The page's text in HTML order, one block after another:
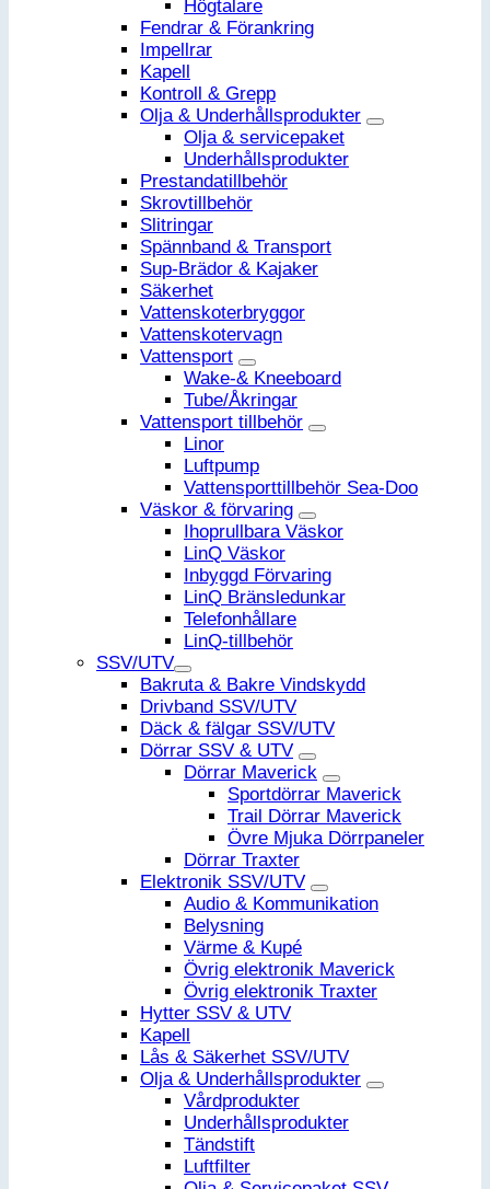
Högtalare
Fendrar & Förankring
Impellrar
Kapell
Kontroll & Grepp
Olja & Underhållsprodukter
Olja & servicepaket
Underhållsprodukter
Prestandatillbehör
Skrovtillbehör
Slitringar
Spännband & Transport
Sup-Brädor & Kajaker
Säkerhet
Vattenskoterbryggor
Vattenskotervagn
Vattensport
Wake-& Kneeboard
Tube/Åkringar
Vattensport tillbehör
Linor
Luftpump
Vattensporttillbehör Sea-Doo
Väskor & förvaring
Ihoprullbara Väskor
LinQ Väskor
Inbyggd Förvaring
LinQ Bränsledunkar
Telefonhållare
LinQ-tillbehör
SSV/UTV
Bakruta & Bakre Vindskydd
Drivband SSV/UTV
Däck & fälgar SSV/UTV
Dörrar SSV & UTV
Dörrar Maverick
Sportdörrar Maverick
Trail Dörrar Maverick
Övre Mjuka Dörrpaneler
Dörrar Traxter
Elektronik SSV/UTV
Audio & Kommunikation
Belysning
Värme & Kupé
Övrig elektronik Maverick
Övrig elektronik Traxter
Hytter SSV & UTV
Kapell
Lås & Säkerhet SSV/UTV
Olja & Underhållsprodukter
Vårdprodukter
Underhållsprodukter
Tändstift
Luftfilter